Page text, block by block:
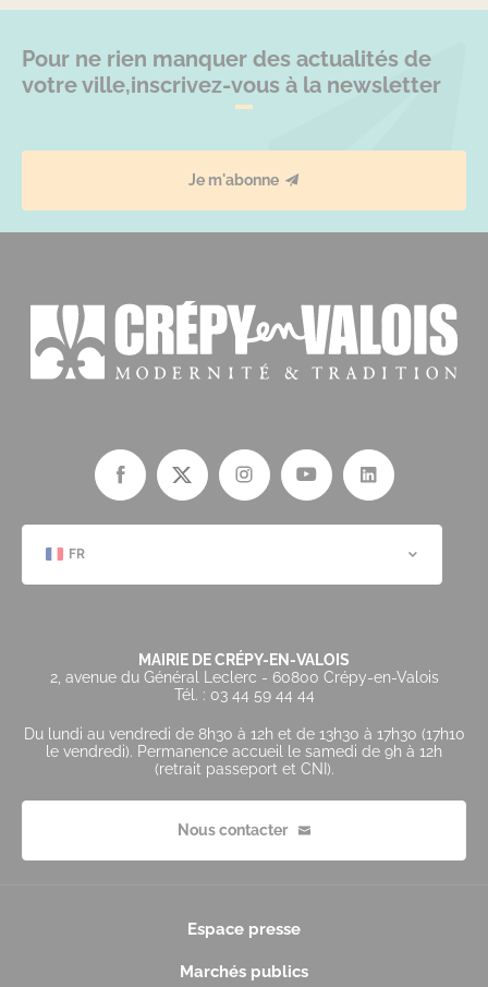
Pour ne rien manquer des actualités de
votre ville,inscrivez-vous à la newsletter
Je m'abonne
FR
MAIRIE DE CRÉPY-EN-VALOIS
2, avenue du Général Leclerc - 60800 Crépy-en-Valois
Tél. : 03 44 59 44 44
Du lundi au vendredi de 8h30 à 12h et de 13h30 à 17h30 (17h10
le vendredi). Permanence accueil le samedi de 9h à 12h
(retrait passeport et CNI).
Nous contacter
Espace presse
Marchés publics